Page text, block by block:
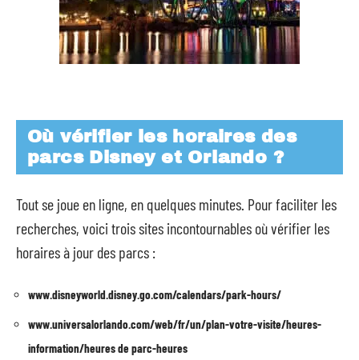
Où vérifier les horaires des
parcs Disney et Orlando ?
Tout se joue en ligne, en quelques minutes. Pour faciliter les
recherches, voici trois sites incontournables où vérifier les
horaires à jour des parcs :
www.disneyworld.disney.go.com/calendars/park-hours/
www.universalorlando.com/web/fr/un/plan-votre-visite/heures-
information/heures de parc-heures